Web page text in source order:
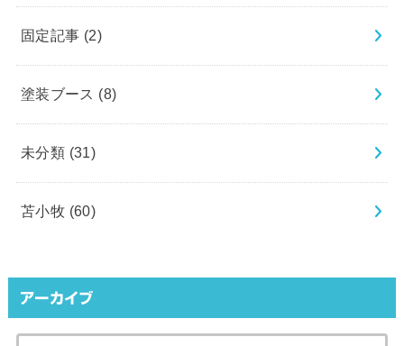
固定記事 (2)
塗装ブース (8)
未分類 (31)
苫小牧 (60)
アーカイブ